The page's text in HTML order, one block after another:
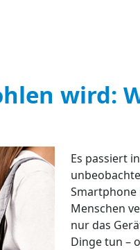
wird:
Es passiert
Smartphone
Menschen
nur das
Dinge tun –